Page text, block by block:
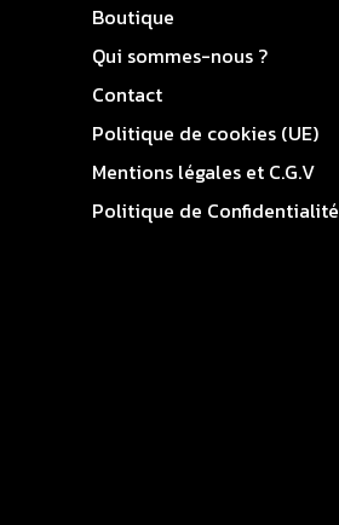
Boutique
Qui sommes-nous ?
Contact
Politique de cookies (UE)
Mentions légales et C.G.V
Politique de Confidentialité